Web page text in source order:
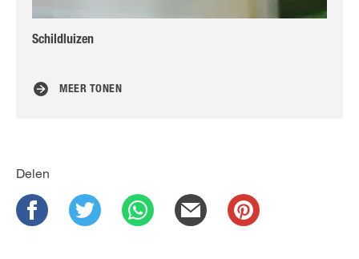
Schildluizen
MEER TONEN
Delen